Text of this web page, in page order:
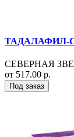
ТАДАЛАФИЛ-
СЕВЕРНАЯ
от 517.00 р.
Под заказ